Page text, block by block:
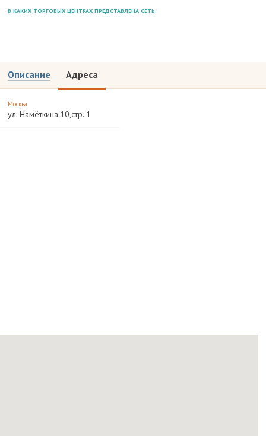
В КАКИХ ТОРГОВЫХ ЦЕНТРАХ ПРЕДСТАВЛЕНА СЕТЬ:
Описание Адреса
Москва
ул. Намёткина,10,стр. 1